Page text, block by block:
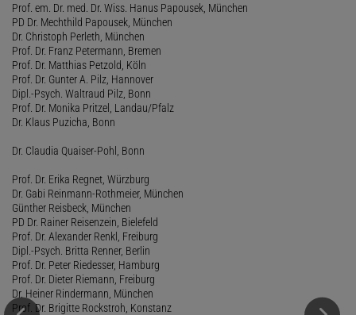
Prof. em. Dr. med. Dr. Wiss. Hanus Papousek, München
PD Dr. Mechthild Papousek, München
Dr. Christoph Perleth, München
Prof. Dr. Franz Petermann, Bremen
Prof. Dr. Matthias Petzold, Köln
Prof. Dr. Gunter A. Pilz, Hannover
Dipl.-Psych. Waltraud Pilz, Bonn
Prof. Dr. Monika Pritzel, Landau/Pfalz
Dr. Klaus Puzicha, Bonn
Dr. Claudia Quaiser-Pohl, Bonn
Prof. Dr. Erika Regnet, Würzburg
Dr. Gabi Reinmann-Rothmeier, München
Günther Reisbeck, München
PD Dr. Rainer Reisenzein, Bielefeld
Prof. Dr. Alexander Renkl, Freiburg
Dipl.-Psych. Britta Renner, Berlin
Prof. Dr. Peter Riedesser, Hamburg
Prof. Dr. Dieter Riemann, Freiburg
Dr. Heiner Rindermann, München
Prof. Dr. Brigitte Rockstroh, Konstanz